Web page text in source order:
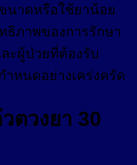
นาดหรือใช้ยาน้อย
ธิภาพของการรักษา
ะผู้ป่วยที่ต้องรับ
หนดอย่างเคร่งครัด
ตวงยา 30